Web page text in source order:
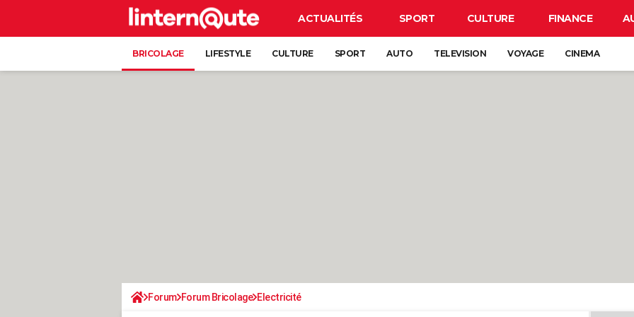
ACTUALITÉS SPORT CULTURE FINANCE
BRICOLAGE LIFESTYLE CULTURE SPORT AUTO TELEVISION VOYAGE CINEMA
Forum Forum Bricolage Electricité